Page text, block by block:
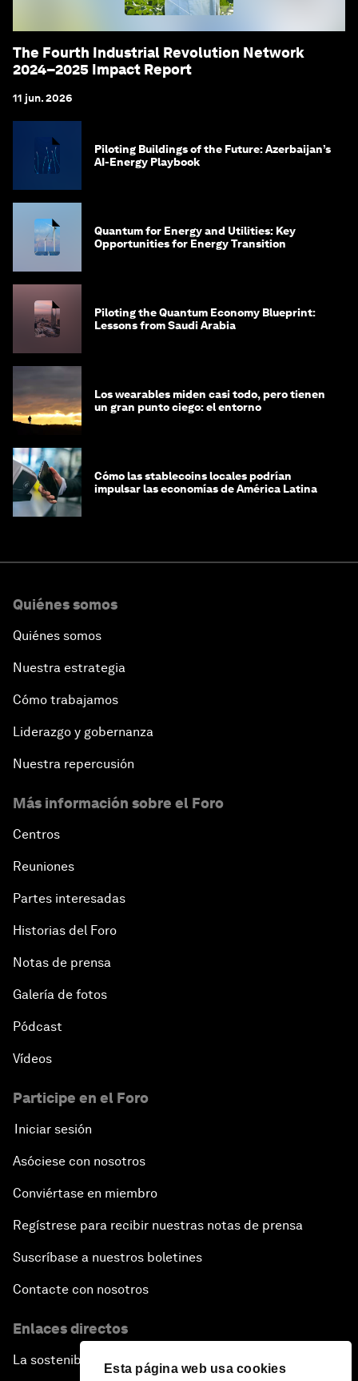
Esta página web usa cookies
The Fourth Industrial Revolution Network
2024–2025 Impact Report
11 jun. 2026
Piloting Buildings of the Future: Azerbaijan’s
AI-Energy Playbook
Quantum for Energy and Utilities: Key
Opportunities for Energy Transition
Piloting the Quantum Economy Blueprint:
Lessons from Saudi Arabia
Los wearables miden casi todo, pero tienen
un gran punto ciego: el entorno
Cómo las stablecoins locales podrían
impulsar las economías de América Latina
Quiénes somos
Quiénes somos
Nuestra estrategia
Cómo trabajamos
Liderazgo y gobernanza
Nuestra repercusión
Más información sobre el Foro
Centros
Reuniones
Partes interesadas
Historias del Foro
Notas de prensa
Galería de fotos
Pódcast
Vídeos
Participe en el Foro
Iniciar sesión
Asóciese con nosotros
Conviértase en miembro
Regístrese para recibir nuestras notas de prensa
Suscríbase a nuestros boletines
Contacte con nosotros
Enlaces directos
La sostenibilidad en el Foro